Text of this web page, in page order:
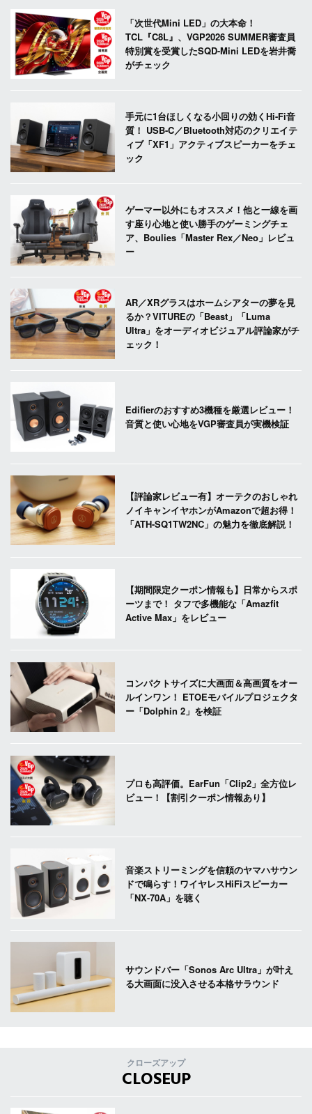
「次世代Mini LED」の大本命！
TCL『C8L』、VGP2026 SUMMER審査員
特別賞を受賞したSQD-Mini LEDを岩井喬
がチェック
手元に1台ほしくなる小回りの効くHi-Fi音
質！ USB-C／Bluetooth対応のクリエイテ
ィブ「XF1」アクティブスピーカーをチェ
ック
ゲーマー以外にもオススメ！他と一線を画
す座り心地と使い勝手のゲーミングチェ
ア、Boulies「Master Rex／Neo」レビュ
ー
AR／XRグラスはホームシアターの夢を見
るか？VITUREの「Beast」「Luma
Ultra」をオーディオビジュアル評論家がチ
ェック！
Edifierのおすすめ3機種を厳選レビュー！
音質と使い心地をVGP審査員が実機検証
【評論家レビュー有】オーテクのおしゃれ
ノイキャンイヤホンがAmazonで超お得！
「ATH-SQ1TW2NC」の魅力を徹底解説！
【期間限定クーポン情報も】日常からスポ
ーツまで！ タフで多機能な「Amazfit
Active Max」をレビュー
コンパクトサイズに大画面＆高画質をオー
ルインワン！ ETOEモバイルプロジェクタ
ー「Dolphin 2」を検証
プロも高評価。EarFun「Clip2」全方位レ
ビュー！【割引クーポン情報あり】
音楽ストリーミングを信頼のヤマハサウン
ドで鳴らす！ワイヤレスHiFiスピーカー
「NX-70A」を聴く
サウンドバー「Sonos Arc Ultra」が叶え
る大画面に没入させる本格サラウンド
クローズアップ
CLOSEUP